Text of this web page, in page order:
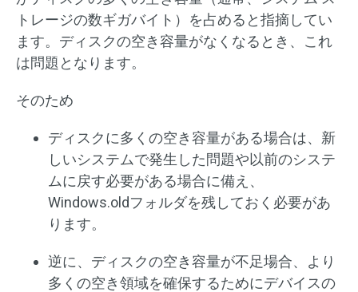
トレージの数ギガバイト）を占めると指摘してい
ます。ディスクの空き容量がなくなるとき、これ
は問題となります。
そのため
ディスクに多くの空き容量がある場合は、新
しいシステムで発生した問題や以前のシステ
ムに戻す必要がある場合に備え、
Windows.oldフォルダを残しておく必要があ
ります。
逆に、ディスクの空き容量が不足場合、より
多くの空き領域を確保するためにデバイスの